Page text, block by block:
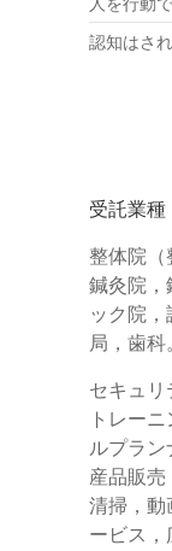
認知はさ
受託業種
整体院（
鍼灸院，
ック院
局，歯科。
セキュ
トレー
ルプラ
産品販売
清掃，動
ービス